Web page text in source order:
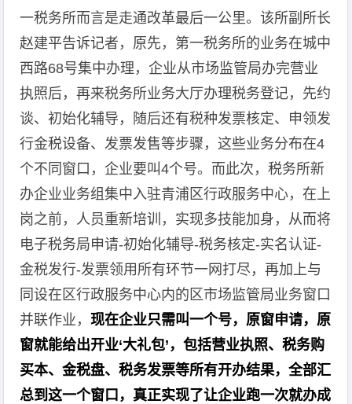
一税务所而言是走通改革最后一公里。该所副所长
赵建平告诉记者，原先，第一税务所的业务在城中
西路68号集中办理，企业从市场监管局办完营业
执照后，再来税务所业务大厅办理税务登记，先约
谈、初始化辅导，随后还有税种发票核定、申领发
行金税设备、发票发售等步骤，这些业务分布在4
个不同窗口，企业要叫4个号。而此次，税务所新
办企业业务组集中入驻青浦区行政服务中心，在上
岗之前，人员重新培训，实现多技能加身，从而将
电子税务局申请-初始化辅导-税务核定-实名认证-
金税发行-发票领用所有环节一网打尽，再加上与
同设在区行政服务中心内的区市场监管局业务窗口
并联作业，现在企业只需叫一个号，原窗申请，原
窗就能给出开业‘大礼包’，包括营业执照、税务购
买本、金税盘、税务发票等所有开办结果，全部汇
总到这一个窗口，真正实现了让企业跑一次就办成